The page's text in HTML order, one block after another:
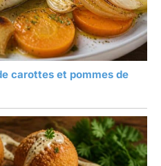
carottes et pommes de